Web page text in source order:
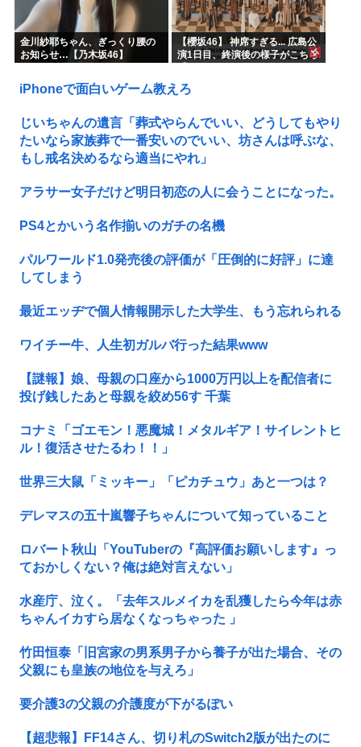
金川紗耶ちゃん、ぎっくり腰の
お知らせ…【乃木坂46】
【櫻坂46】 神席すぎる... 広島公
演1日目、終演後の様子がこちら
iPhoneで面白いゲーム教えろ
じいちゃんの遺言「葬式やらんでいい、どうしてもやり
たいなら家族葬で一番安いのでいい、坊さんは呼ぶな、
もし戒名決めるなら適当にやれ」
アラサー女子だけど明日初恋の人に会うことになった。
PS4とかいう名作揃いのガチの名機
パルワールド1.0発売後の評価が「圧倒的に好評」に達
してしまう
最近エッヂで個人情報開示した大学生、もう忘れられる
ワイチー牛、人生初ガルバ行った結果www
【謎報】娘、母親の口座から1000万円以上を配信者に
投げ銭したあと母親を絞め56す 千葉
コナミ「ゴエモン！悪魔城！メタルギア！サイレントヒ
ル！復活させたるわ！！」
世界三大鼠「ミッキー」「ピカチュウ」あと一つは？
デレマスの五十嵐響子ちゃんについて知っていること
ロバート秋山「YouTuberの『高評価お願いします』っ
ておかしくない？俺は絶対言えない」
水産庁、泣く。「去年スルメイカを乱獲したら今年は赤
ちゃんイカすら居なくなっちゃった 」
竹田恒泰「旧宮家の男系男子から養子が出た場合、その
父親にも皇族の地位を与えろ」
要介護3の父親の介護度が下がるぽい
【超悲報】FF14さん、切り札のSwitch2版が出たのに